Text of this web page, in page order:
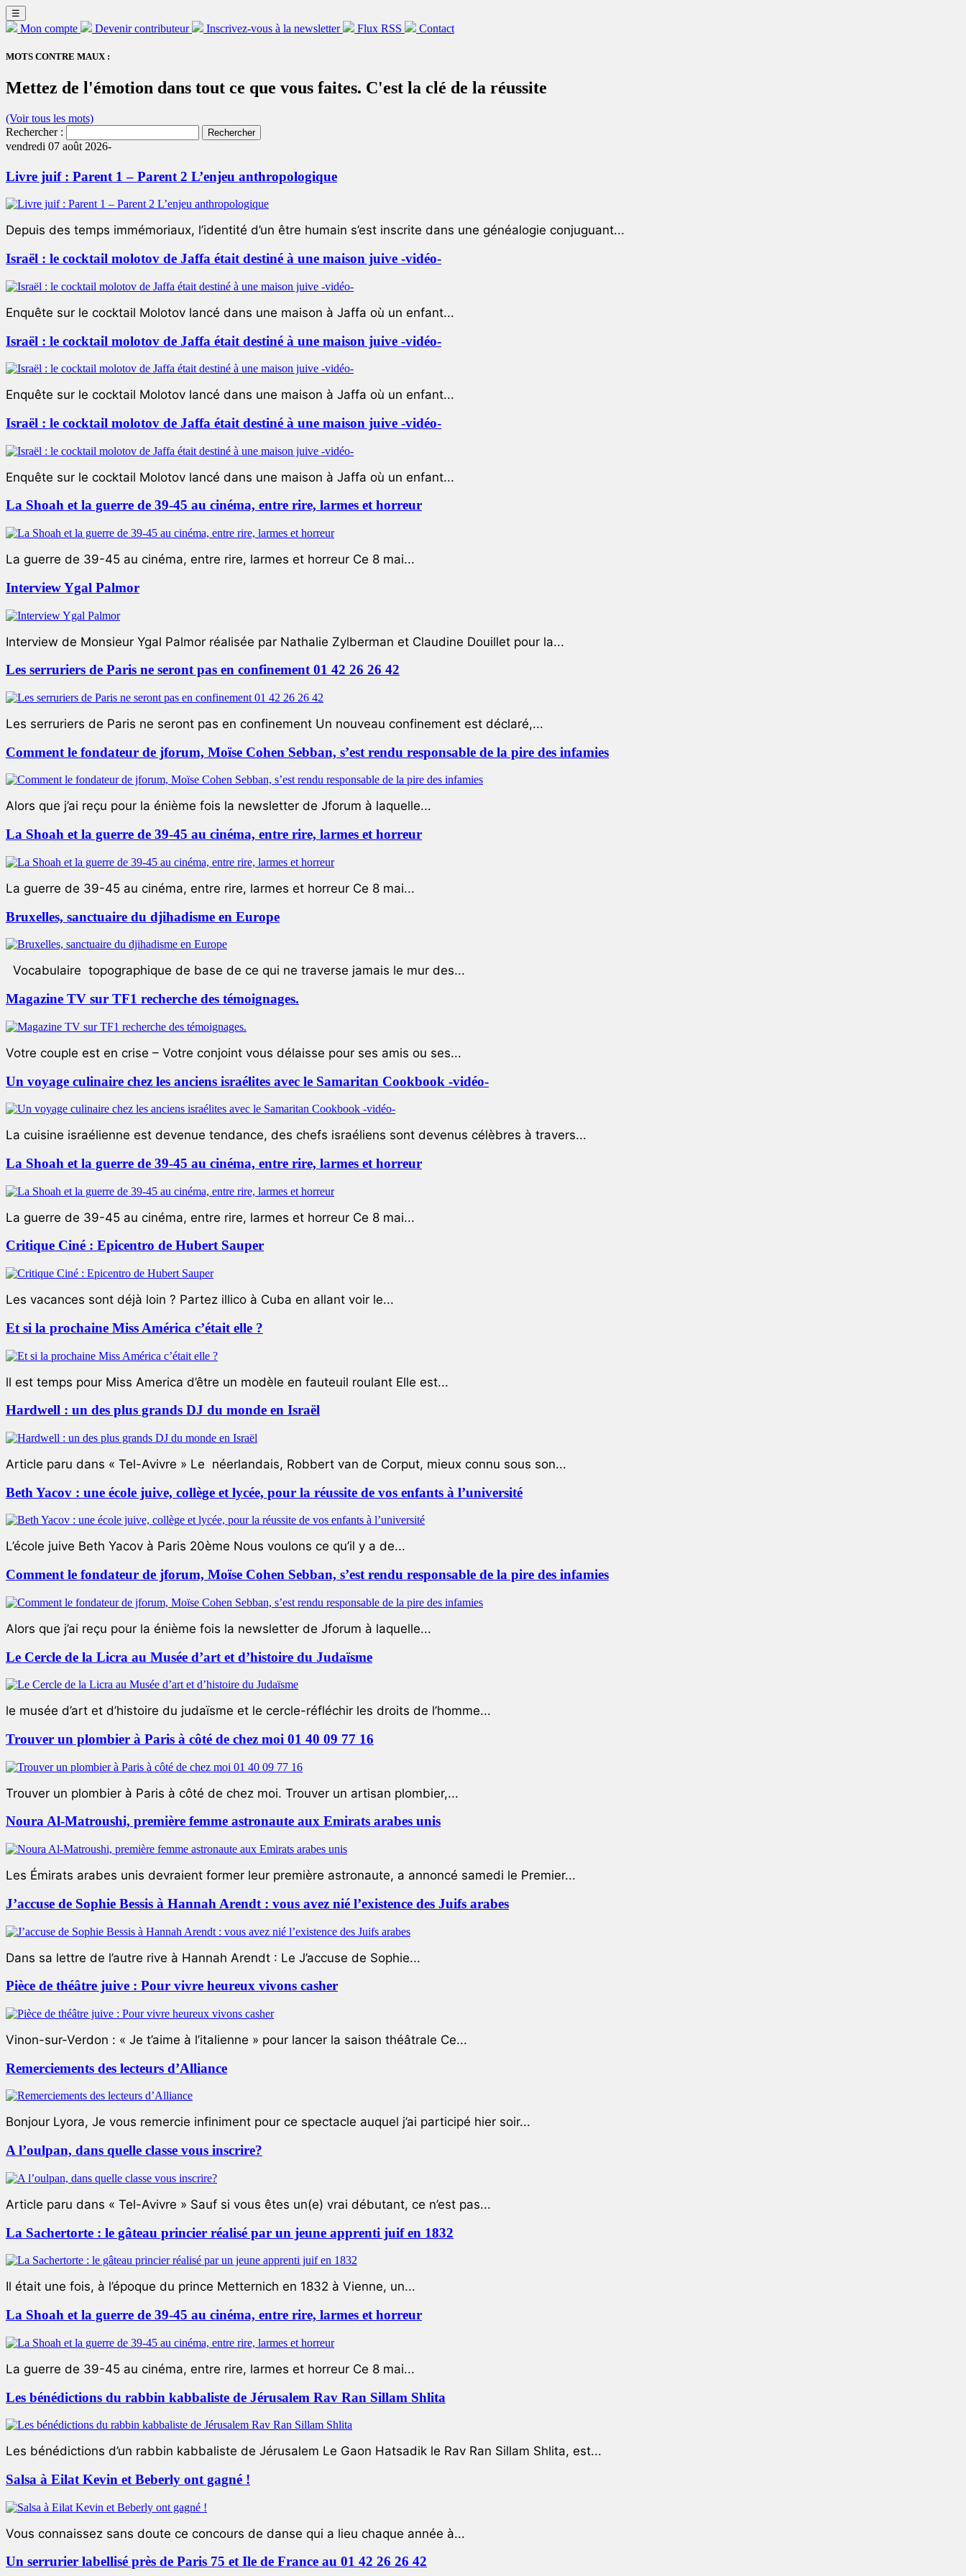
☰
Mon compte Devenir contributeur Inscrivez-vous à la newsletter Flux RSS Contact
MOTS CONTRE MAUX :
Mettez de l'émotion dans tout ce que vous faites. C'est la clé de la réussite
(Voir tous les mots)
Rechercher :
vendredi 07 août 2026-
Livre juif : Parent 1 – Parent 2 L’enjeu anthropologique
Depuis des temps immémoriaux, l’identité d’un être humain s’est inscrite dans une généalogie conjuguant...
Israël : le cocktail molotov de Jaffa était destiné à une maison juive -vidéo-
Enquête sur le cocktail Molotov lancé dans une maison à Jaffa où un enfant...
Israël : le cocktail molotov de Jaffa était destiné à une maison juive -vidéo-
Enquête sur le cocktail Molotov lancé dans une maison à Jaffa où un enfant...
Israël : le cocktail molotov de Jaffa était destiné à une maison juive -vidéo-
Enquête sur le cocktail Molotov lancé dans une maison à Jaffa où un enfant...
La Shoah et la guerre de 39-45 au cinéma, entre rire, larmes et horreur
La guerre de 39-45 au cinéma, entre rire, larmes et horreur Ce 8 mai...
Interview Ygal Palmor
Interview de Monsieur Ygal Palmor réalisée par Nathalie Zylberman et Claudine Douillet pour la...
Les serruriers de Paris ne seront pas en confinement 01 42 26 26 42
Les serruriers de Paris ne seront pas en confinement Un nouveau confinement est déclaré,...
Comment le fondateur de jforum, Moïse Cohen Sebban, s’est rendu responsable de la pire des infamies
Alors que j’ai reçu pour la énième fois la newsletter de Jforum à laquelle...
La Shoah et la guerre de 39-45 au cinéma, entre rire, larmes et horreur
La guerre de 39-45 au cinéma, entre rire, larmes et horreur Ce 8 mai...
Bruxelles, sanctuaire du djihadisme en Europe
Vocabulaire topographique de base de ce qui ne traverse jamais le mur des...
Magazine TV sur TF1 recherche des témoignages.
Votre couple est en crise – Votre conjoint vous délaisse pour ses amis ou ses...
Un voyage culinaire chez les anciens israélites avec le Samaritan Cookbook -vidéo-
La cuisine israélienne est devenue tendance, des chefs israéliens sont devenus célèbres à travers...
La Shoah et la guerre de 39-45 au cinéma, entre rire, larmes et horreur
La guerre de 39-45 au cinéma, entre rire, larmes et horreur Ce 8 mai...
Critique Ciné : Epicentro de Hubert Sauper
Les vacances sont déjà loin ? Partez illico à Cuba en allant voir le...
Et si la prochaine Miss América c’était elle ?
ll est temps pour Miss America d’être un modèle en fauteuil roulant Elle est...
Hardwell : un des plus grands DJ du monde en Israël
Article paru dans « Tel-Avivre » Le néerlandais, Robbert van de Corput, mieux connu sous son...
Beth Yacov : une école juive, collège et lycée, pour la réussite de vos enfants à l’université
L’école juive Beth Yacov à Paris 20ème Nous voulons ce qu’il y a de...
Comment le fondateur de jforum, Moïse Cohen Sebban, s’est rendu responsable de la pire des infamies
Alors que j’ai reçu pour la énième fois la newsletter de Jforum à laquelle...
Le Cercle de la Licra au Musée d’art et d’histoire du Judaïsme
le musée d’art et d’histoire du judaïsme et le cercle-réfléchir les droits de l’homme...
Trouver un plombier à Paris à côté de chez moi 01 40 09 77 16
Trouver un plombier à Paris à côté de chez moi. Trouver un artisan plombier,...
Noura Al-Matroushi, première femme astronaute aux Emirats arabes unis
Les Émirats arabes unis devraient former leur première astronaute, a annoncé samedi le Premier...
J’accuse de Sophie Bessis à Hannah Arendt : vous avez nié l’existence des Juifs arabes
Dans sa lettre de l’autre rive à Hannah Arendt : Le J’accuse de Sophie...
Pièce de théâtre juive : Pour vivre heureux vivons casher
Vinon-sur-Verdon : « Je t’aime à l’italienne » pour lancer la saison théâtrale Ce...
Remerciements des lecteurs d’Alliance
Bonjour Lyora, Je vous remercie infiniment pour ce spectacle auquel j’ai participé hier soir...
A l’oulpan, dans quelle classe vous inscrire?
Article paru dans « Tel-Avivre » Sauf si vous êtes un(e) vrai débutant, ce n’est pas...
La Sachertorte : le gâteau princier réalisé par un jeune apprenti juif en 1832
Il était une fois, à l’époque du prince Metternich en 1832 à Vienne, un...
La Shoah et la guerre de 39-45 au cinéma, entre rire, larmes et horreur
La guerre de 39-45 au cinéma, entre rire, larmes et horreur Ce 8 mai...
Les bénédictions du rabbin kabbaliste de Jérusalem Rav Ran Sillam Shlita
Les bénédictions d’un rabbin kabbaliste de Jérusalem Le Gaon Hatsadik le Rav Ran Sillam Shlita, est...
Salsa à Eilat Kevin et Beberly ont gagné !
Vous connaissez sans doute ce concours de danse qui a lieu chaque année à...
Un serrurier labellisé près de Paris 75 et Ile de France au 01 42 26 26 42